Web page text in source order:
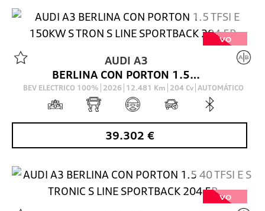
VO
AUDI A3
BERLINA CON PORTON 1.5 TFSI E 150KW S TRON S LINE SPORTBACK 204 5P
BEV ELECTRICO 100% 2026 12.481 Km 204 Cv AUTOMÁTICO
39.302 €
VO